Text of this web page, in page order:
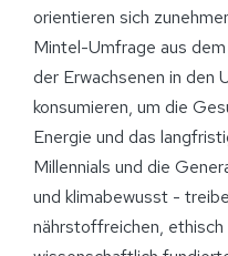
orientieren sich
Mintel-Umfrage aus
der Erwachsenen in den
konsumieren, um die
Energie und das
Millennials und die
und klimabewusst -
nährstoffreichen, ethisch